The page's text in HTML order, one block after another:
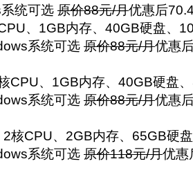
统可选 原价88元/月优惠后
、1GB内存、40GB硬盘、
系统可选 原价88元/月优惠
CPU、1GB内存、40GB硬盘
系统可选 原价88元/月优惠
核CPU、2GB内存、65GB硬
系统可选 原价118元/月优惠